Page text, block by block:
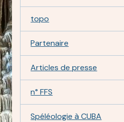
topo
Partenaire
Articles de presse
n° FFS
Spéléologie à CUBA